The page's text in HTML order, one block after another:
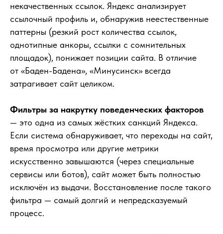
некачественных ссылок. Яндекс анализирует
ссылочный профиль и, обнаружив неестественные
паттерны (резкий рост количества ссылок,
однотипные анкоры, ссылки с сомнительных
площадок), понижает позиции сайта. В отличие
от «Баден-Бадена», «Минусинск» всегда
затрагивает сайт целиком.
Фильтры за накрутку поведенческих факторов
— это одна из самых жёстких санкций Яндекса.
Если система обнаруживает, что переходы на сайт,
время просмотра или другие метрики
искусственно завышаются (через специальные
сервисы или ботов), сайт может быть полностью
исключён из выдачи. Восстановление после такого
фильтра — самый долгий и непредсказуемый
процесс.